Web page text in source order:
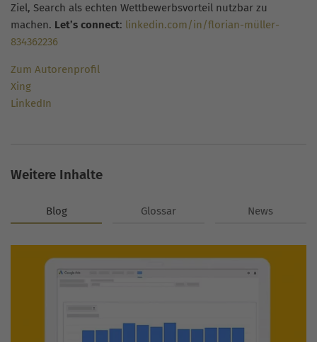
Ziel, Search als echten Wettbewerbsvorteil nutzbar zu
machen. Let’s connect: linkedin.com/in/florian-müller-
834362236
Zum Autorenprofil
Xing
LinkedIn
Weitere Inhalte
Blog Glossar News